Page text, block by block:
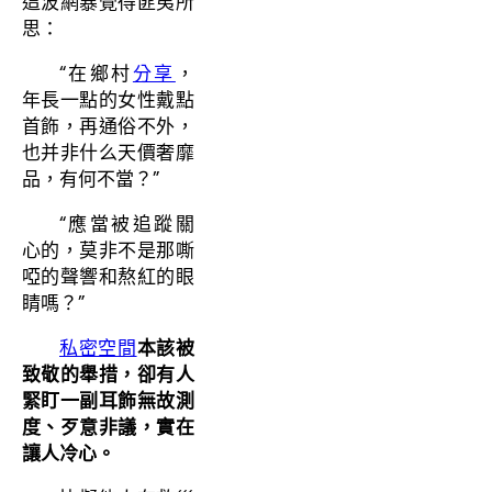
思：
“在鄉村分享 ，
年長一點的女性戴點
首飾，再通俗不外，
也并非什么天價奢靡
品，有何不當？”
“應當被追蹤關
心的，莫非不是那嘶
啞的聲響和熬紅的眼
睛嗎？”
私密空間本該被
致敬的舉措，卻有人
緊盯一副耳飾無故測
度、歹意非議，實在
讓人冷心。